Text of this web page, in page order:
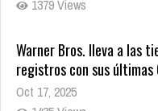
1379 Views
Warner Bros. lleva a las
registros con sus últimas
Oct 17, 2025